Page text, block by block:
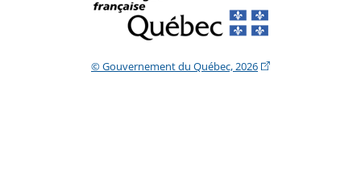
© Gouvernement du Québec, 2026(Cet hyperlien